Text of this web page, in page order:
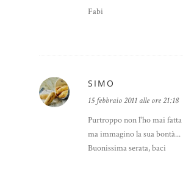
Fabi
SIMO
15 febbraio 2011 alle ore 21:18
Purtroppo non l'ho mai fatta
ma immagino la sua bontà...
Buonissima serata, baci